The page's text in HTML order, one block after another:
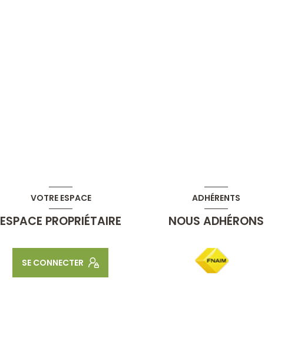
VOTRE ESPACE
ESPACE PROPRIÉTAIRE
SE CONNECTER
ADHÉRENTS
NOUS ADHÉRONS